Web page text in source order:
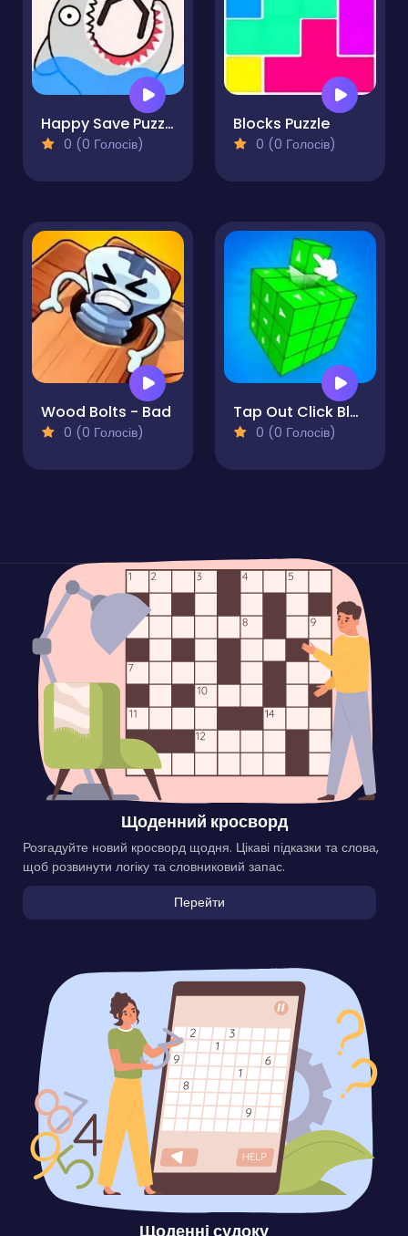
Happy Save Puzzle
0 (0 Голосів)
Blocks Puzzle
0 (0 Голосів)
Wood Bolts - Bad
0 (0 Голосів)
Tap Out Click Blocks Away
0 (0 Голосів)
Щоденний кросворд
Розгадуйте новий кросворд щодня. Цікаві підказки та слова,
щоб розвинути логіку та словниковий запас.
Перейти
Щоденні судоку